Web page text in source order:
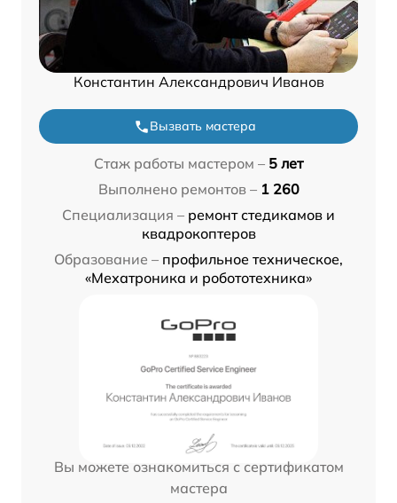
Константин Александрович Иванов
Вызвать мастера
Стаж работы мастером – 5 лет
Выполнено ремонтов – 1 260
Специализация – ремонт стедикамов и
квадрокоптеров
Образование – профильное техническое,
«Мехатроника и робототехника»
Вы можете ознакомиться с сертификатом
мастера